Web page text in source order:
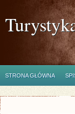
STRONA GŁÓWNA